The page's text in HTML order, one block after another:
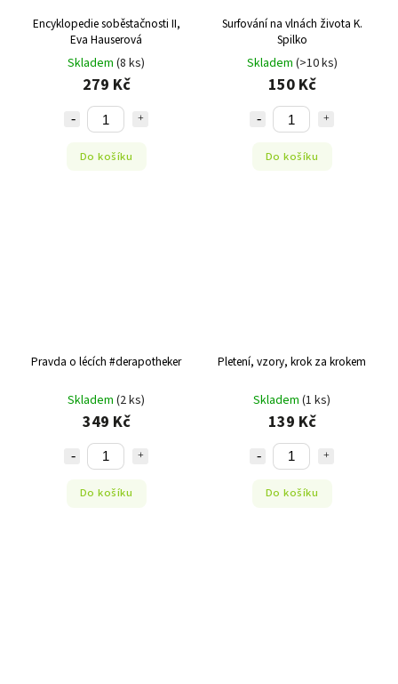
Encyklopedie soběstačnosti II,
Eva Hauserová
Skladem (8 ks)
279 Kč
Do košíku
Surfování na vlnách života K.
Spilko
Skladem (>10 ks)
150 Kč
Do košíku
Pravda o lécích #derapotheker
Skladem (2 ks)
349 Kč
Do košíku
Pletení, vzory, krok za krokem
Skladem (1 ks)
139 Kč
Do košíku